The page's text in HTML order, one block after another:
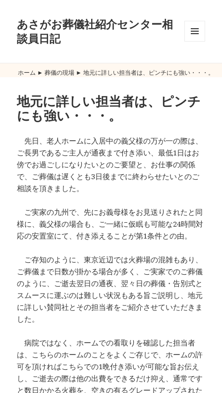
あさがお葬儀社紹介センター相
談員日記
ット
ホーム ► 葬儀の現場 ► 地元に詳しい担当者は、ピンチにも強い・・・。
地元に詳しい担当者は、ピンチ
にも強い・・・。
先日、老人ホームに入居中の義父様の万が一の際は、
ご長男であるご主人が通夜まで付き添い、最低1日はお
傍でお過ごしになりたいとのご要望と、お仕事の関係
で、ご葬儀は遅くとも3日後までに終わらせたいとのご
相談を頂きました。
ご実家の九州で、先にお義母様をお見送りされたと同
様に、義父様の場合も、ご一緒に仮眠も可能な24時間対
応の安置室にて、付き添えることが第1条件との由。
ご存知のように、東京近辺では火葬場の混雑もあり、
ご葬儀まで日数が掛かる場合が多く、ご実家でのご葬儀
のように、ご逝去翌日の通夜、翌々日の葬儀・告別式と
スムースに運ぶのは難しい状況もある旨ご説明し、地元
に詳しい賛同社とその担当者をご紹介させていただきま
した。
病院ではなく、ホームでの看取りを確認した担当者
は、こちらのホームのことをよくご存じで、ホームの許
可を頂ければこちらでの1晩付き添いが可能な旨お伝え
し、ご逝去の際は他の出費をできるだけ抑え、通常です
と数日かかる火葬を、空きの有るグレードアップされた